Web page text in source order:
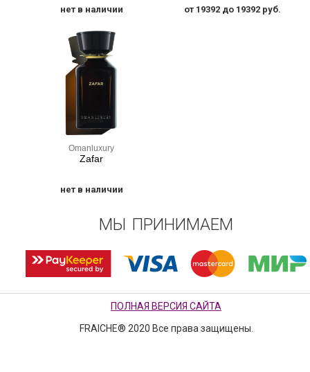
нет в наличии от 19392 до 19392 руб.
Omanluxury
Zafar
нет в наличии
МЫ ПРИНИМАЕМ
ПОЛНАЯ ВЕРСИЯ САЙТА
FRAICHE® 2020 Все права защищены.